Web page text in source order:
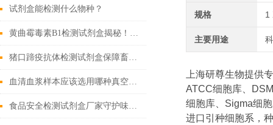
试剂盒能检测什么物种？
黄曲霉毒素B1检测试剂盒揭秘！精准锁定隐患
猪口蹄疫抗体检测试剂盒保障畜牧业健康发展的重要工具
血清血浆样本应该选用哪种真空采血管收集？
食品安全检测试剂盒厂家守护味蕾的守护者
规格 1
主要用途
上海研尊生物提供
ATCC细胞库、
细胞库、Sigma细
进口引种细胞系，